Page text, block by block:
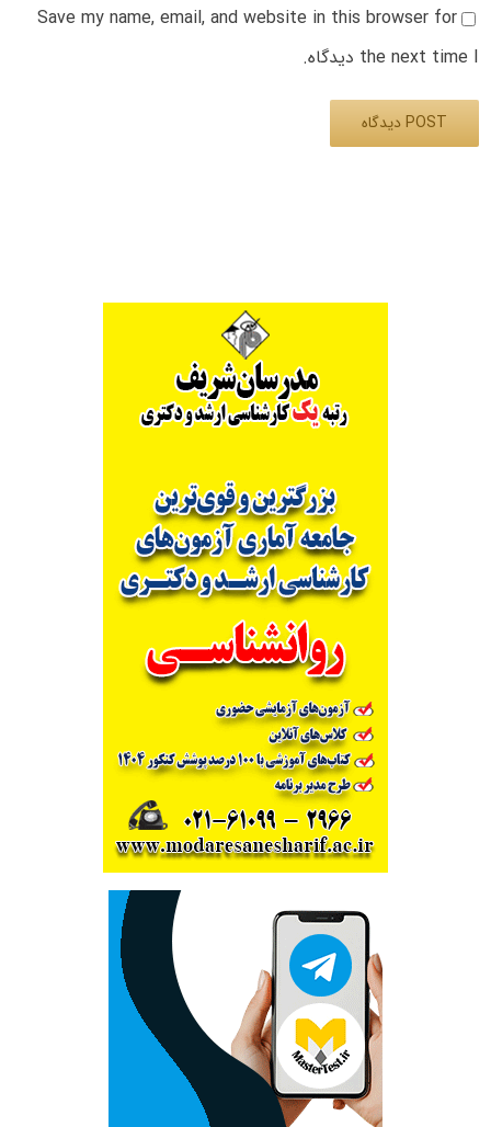
Save my name, email, and website in this browser for
the next time I دیدگاه.